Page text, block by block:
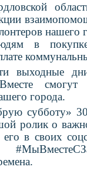
нашего
в
выходные
смогут
города.
субботу»
ролик о
в своих